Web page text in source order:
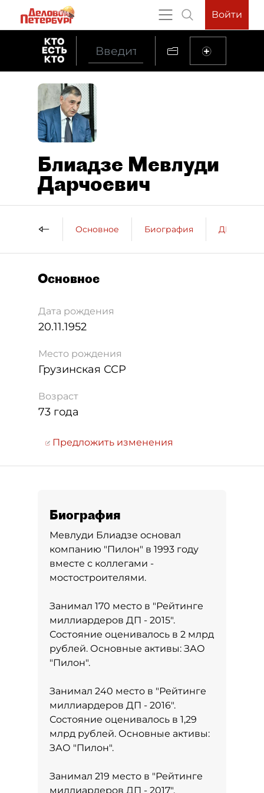
Войти
Блиадзе Мевлуди
Дарчоевич
Основное Биография ДП о
Основное
Дата рождения
20.11.1952
Место рождения
Грузинская ССР
Возраст
73 года
Предложить изменения
Биография
Мевлуди Блиадзе основал
компанию "Пилон" в 1993 году
вместе с коллегами -
мостостроителями.
Занимал 170 место в "Рейтинге
миллиардеров ДП - 2015".
Состояние оценивалось в 2 млрд
рублей. Основные активы: ЗАО
"Пилон".
Занимал 240 место в "Рейтинге
миллиардеров ДП - 2016".
Состояние оценивалось в 1,29
млрд рублей. Основные активы:
ЗАО "Пилон".
Занимал 219 место в "Рейтинге
миллиардеров ДП - 2017".